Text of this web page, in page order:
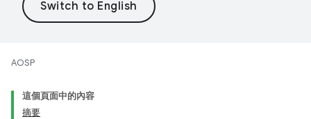
AOSP
這個頁面中的內容
摘要